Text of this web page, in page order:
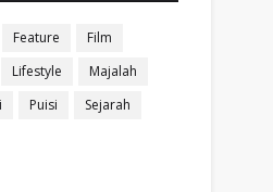
Feature
Film
Lifestyle
Majalah
Puisi
Sejarah